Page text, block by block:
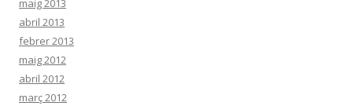
maig 2013
abril 2013
febrer 2013
maig 2012
abril 2012
març 2012